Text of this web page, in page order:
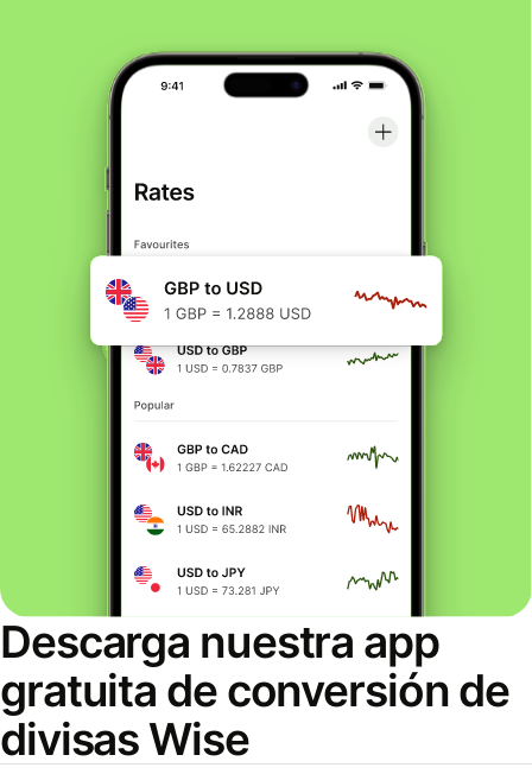
Descarga nuestra app
gratuita de conversión de
divisas Wise